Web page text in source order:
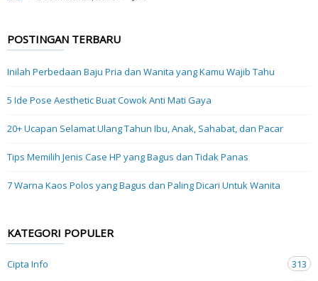
POSTINGAN TERBARU
Inilah Perbedaan Baju Pria dan Wanita yang Kamu Wajib Tahu
5 Ide Pose Aesthetic Buat Cowok Anti Mati Gaya
20+ Ucapan Selamat Ulang Tahun Ibu, Anak, Sahabat, dan Pacar
Tips Memilih Jenis Case HP yang Bagus dan Tidak Panas
7 Warna Kaos Polos yang Bagus dan Paling Dicari Untuk Wanita
KATEGORI POPULER
Cipta Info
313